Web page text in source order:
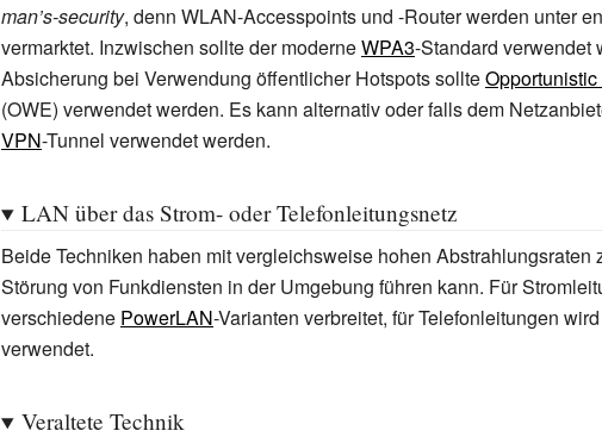
man’s-security, denn WLAN-Accesspoints und -Router werden unter
vermarktet. Inzwischen sollte der moderneWPA3-Standard verwendet
Absicherung bei Verwendung öffentlicher Hotspots sollte
(OWE) verwendet werden. Es kann alternativ oder falls dem
VPN-Tunnel verwendet werden.
LAN über das Strom- oder Telefonleitungsnetz
Beide Techniken haben mit vergleichsweise hohen Abstrahlungsraten
Störung von Funkdiensten in der Umgebung führen kann. Für
verschiedene PowerLAN-Varianten verbreitet, für Telefonleitungen
verwendet.
Veraltete Technik